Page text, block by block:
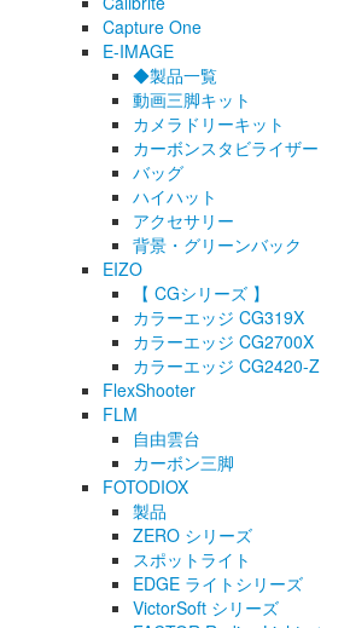
Capture One
E-IMAGE
◆製品一覧
動画三脚キット
カメラドリーキット
カーボンスタビライザー
バッグ
ハイハット
アクセサリー
背景・グリーンバック
EIZO
【 CGシリーズ 】
カラーエッジ CG319X
カラーエッジ CG2700X
カラーエッジ CG2420-Z
FlexShooter
FLM
自由雲台
カーボン三脚
FOTODIOX
製品
ZERO シリーズ
スポットライト
EDGE ライトシリーズ
VictorSoft シリーズ